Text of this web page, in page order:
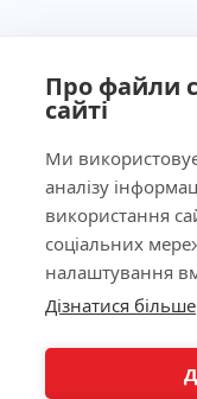
Про файли
сайті
Ми
аналізу
використання
соціальних
налаштування
Дізнатися більше
Ліцензія МОЗ
Наша адреса
КНОПКА